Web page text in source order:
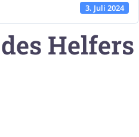
3. Juli 2024
Helfers